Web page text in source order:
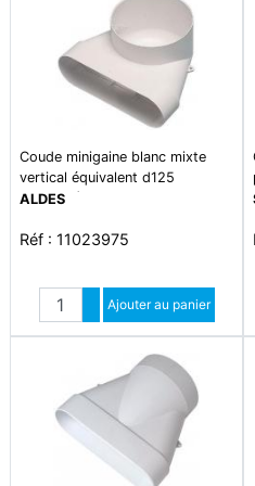
Coude minigaine blanc mixte
vertical équivalent d125
(60x200), conduits et
pour intégration facile en faux-
encombrement
ALDES
Réf : 11023975
Quantité
Augmenter quantité
Diminuer quantité
Ajouter au panier